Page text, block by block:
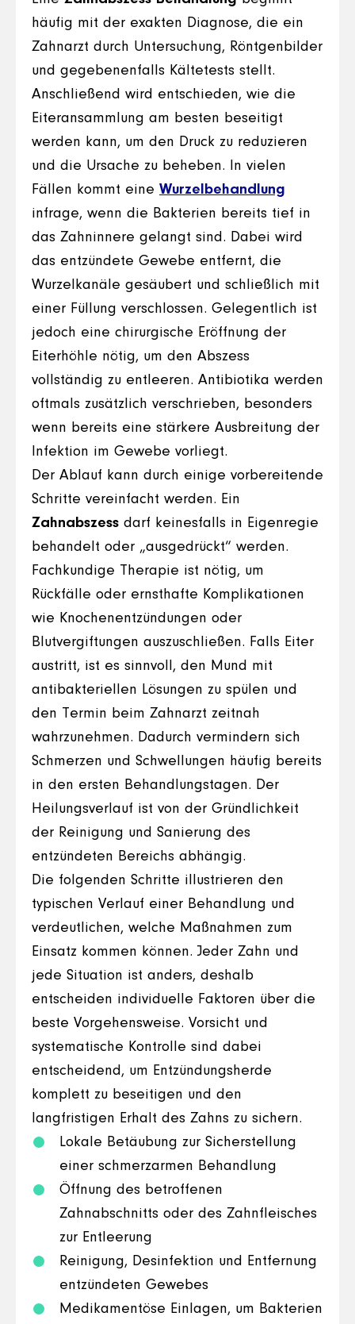
häufig mit der exakten Diagnose, die ein
Zahnarzt durch Untersuchung, Röntgenbilder
und gegebenenfalls Kältetests stellt.
Anschließend wird entschieden, wie die
Eiteransammlung am besten beseitigt
werden kann, um den Druck zu reduzieren
und die Ursache zu beheben. In vielen
Fällen kommt eine Wurzelbehandlung
infrage, wenn die Bakterien bereits tief in
das Zahninnere gelangt sind. Dabei wird
das entzündete Gewebe entfernt, die
Wurzelkanäle gesäubert und schließlich mit
einer Füllung verschlossen. Gelegentlich ist
jedoch eine chirurgische Eröffnung der
Eiterhöhle nötig, um den Abszess
vollständig zu entleeren. Antibiotika werden
oftmals zusätzlich verschrieben, besonders
wenn bereits eine stärkere Ausbreitung der
Infektion im Gewebe vorliegt.
Der Ablauf kann durch einige vorbereitende
Schritte vereinfacht werden. Ein
Zahnabszess darf keinesfalls in Eigenregie
behandelt oder „ausgedrückt“ werden.
Fachkundige Therapie ist nötig, um
Rückfälle oder ernsthafte Komplikationen
wie Knochenentzündungen oder
Blutvergiftungen auszuschließen. Falls Eiter
austritt, ist es sinnvoll, den Mund mit
antibakteriellen Lösungen zu spülen und
den Termin beim Zahnarzt zeitnah
wahrzunehmen. Dadurch vermindern sich
Schmerzen und Schwellungen häufig bereits
in den ersten Behandlungstagen. Der
Heilungsverlauf ist von der Gründlichkeit
der Reinigung und Sanierung des
entzündeten Bereichs abhängig.
Die folgenden Schritte illustrieren den
typischen Verlauf einer Behandlung und
verdeutlichen, welche Maßnahmen zum
Einsatz kommen können. Jeder Zahn und
jede Situation ist anders, deshalb
entscheiden individuelle Faktoren über die
beste Vorgehensweise. Vorsicht und
systematische Kontrolle sind dabei
entscheidend, um Entzündungsherde
komplett zu beseitigen und den
langfristigen Erhalt des Zahns zu sichern.
Lokale Betäubung zur Sicherstellung
einer schmerzarmen Behandlung
Öffnung des betroffenen
Zahnabschnitts oder des Zahnfleisches
zur Entleerung
Reinigung, Desinfektion und Entfernung
entzündeten Gewebes
Medikamentöse Einlagen, um Bakterien